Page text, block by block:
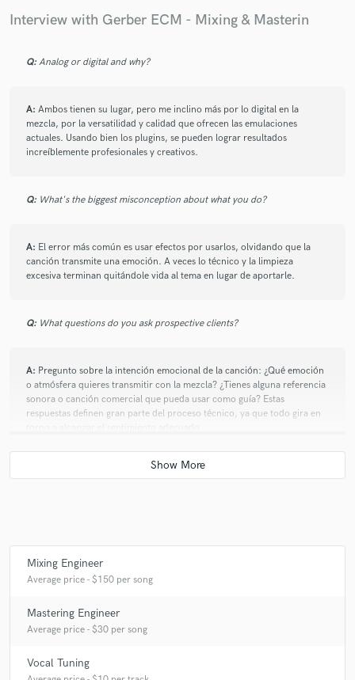
Interview with Gerber ECM - Mixing & Masterin
Q: Analog or digital and why?
A: Ambos tienen su lugar, pero me inclino más por lo digital en la
mezcla, por la versatilidad y calidad que ofrecen las emulaciones
actuales. Usando bien los plugins, se pueden lograr resultados
increíblemente profesionales y creativos.
Q: What's the biggest misconception about what you do?
A: El error más común es usar efectos por usarlos, olvidando que la
canción transmite una emoción. A veces lo técnico y la limpieza
excesiva terminan quitándole vida al tema en lugar de aportarle.
Q: What questions do you ask prospective clients?
A: Pregunto sobre la intención emocional de la canción: ¿Qué emoción
o atmósfera quieres transmitir con la mezcla? ¿Tienes alguna referencia
sonora o canción comercial que pueda usar como guía? Estas
respuestas definen gran parte del proceso técnico, ya que todo gira en
Q:What was your career path? How long have you been doing this?
donde se define el sonido final y se le da color, impacto y placer auditivo
a cada canción.
Q:What type of music do you usually work on?
A:Trabajo principalmente en música urbana y pop, específicamente en
Mixing Engineer
Average price - $150 per song
Mastering Engineer
Average price - $30 per song
Vocal Tuning